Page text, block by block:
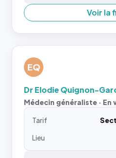
Voir la
EQ
Dr Elodie Quignon-
Médecin généraliste · En
Tarif
Lieu